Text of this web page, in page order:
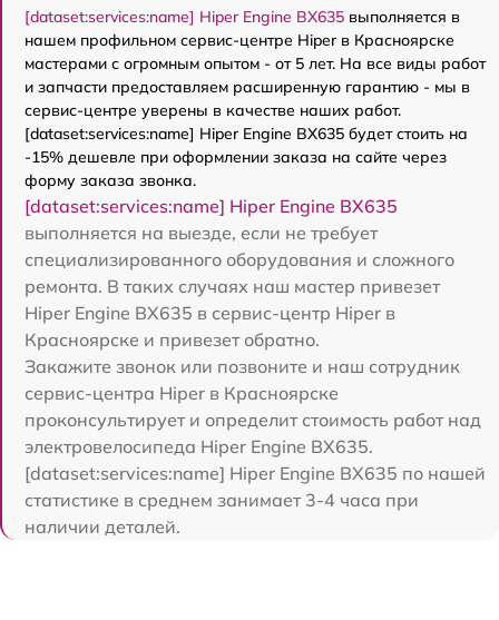
[dataset:services:name] Hiper Engine BX635 выполняется в
нашем профильном сервис-центре Hiper в Красноярске
мастерами с огромным опытом - от 5 лет. На все виды работ
и запчасти предоставляем расширенную гарантию - мы в
сервис-центре уверены в качестве наших работ.
[dataset:services:name] Hiper Engine BX635 будет стоить на
-15% дешевле при оформлении заказа на сайте через
форму заказа звонка.
[dataset:services:name] Hiper Engine BX635
выполняется на выезде, если не требует
специализированного оборудования и сложного
ремонта. В таких случаях наш мастер привезет
Hiper Engine BX635 в сервис-центр Hiper в
Красноярске и привезет обратно.
Закажите звонок или позвоните и наш сотрудник
сервис-центра Hiper в Красноярске
проконсультирует и определит стоимость работ над
электровелосипеда Hiper Engine BX635.
[dataset:services:name] Hiper Engine BX635 по нашей
статистике в среднем занимает 3-4 часа при
наличии деталей.